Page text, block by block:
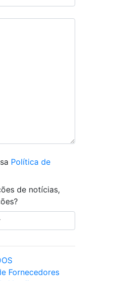
Política de
de notícias,
Fornecedores